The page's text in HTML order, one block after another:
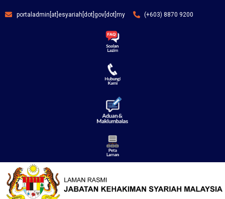
portaladmin[at]esyariah[dot]gov[dot]my (+603) 8870 9200